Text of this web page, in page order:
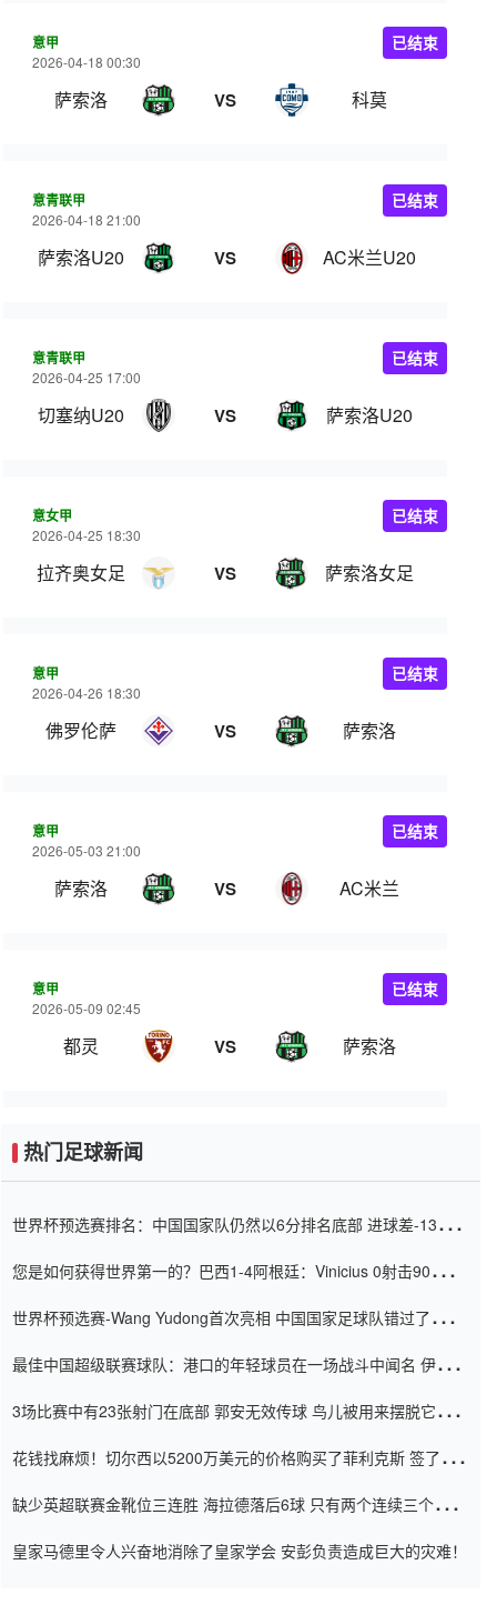
意甲
2026-04-18 00:30
萨索洛 VS 科莫
已结束
意青联甲
2026-04-18 21:00
萨索洛U20 VS AC米兰U20
已结束
意青联甲
2026-04-25 17:00
切塞纳U20 VS 萨索洛U20
已结束
意女甲
2026-04-25 18:30
拉齐奥女足 VS 萨索洛女足
已结束
意甲
2026-04-26 18:30
佛罗伦萨 VS 萨索洛
已结束
意甲
2026-05-03 21:00
萨索洛 VS AC米兰
已结束
意甲
2026-05-09 02:45
都灵 VS 萨索洛
已结束
热门足球新闻
世界杯预选赛排名：中国国家队仍然以6分排名底部 进球差-13令人
您是如何获得世界第一的？巴西1-4阿根廷：Vinicius 0射击90分钟
世界杯预选赛-Wang Yudong首次亮相 中国国家足球队错过了世界
最佳中国超级联赛球队：港口的年轻球员在一场战斗中闻名 伊万放
3场比赛中有23张射门在底部 郭安无效传球 鸟儿被用来摆脱它
花钱找麻烦！切尔西以5200万美元的价格购买了菲利克斯 签了7年
缺少英超联赛金靴位三连胜 海拉德落后6球 只有两个连续三个连续
皇家马德里令人兴奋地消除了皇家学会 安彭负责造成巨大的灾难！